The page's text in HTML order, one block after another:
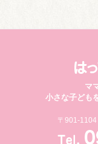
マ
小さな子ども
〒901-